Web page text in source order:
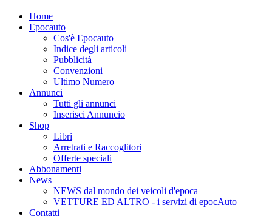
Home
Epocauto
Cos'è Epocauto
Indice degli articoli
Pubblicità
Convenzioni
Ultimo Numero
Annunci
Tutti gli annunci
Inserisci Annuncio
Shop
Libri
Arretrati e Raccoglitori
Offerte speciali
Abbonamenti
News
NEWS dal mondo dei veicoli d'epoca
VETTURE ED ALTRO - i servizi di epocAuto
Contatti